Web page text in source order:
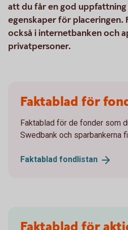
att du får en god
egenskaper för placeringen.
också i internetbanken och
privatpersoner.
Faktablad för
Faktablad för de fonder som
Swedbank och sparbankerna
Faktablad fondlistan